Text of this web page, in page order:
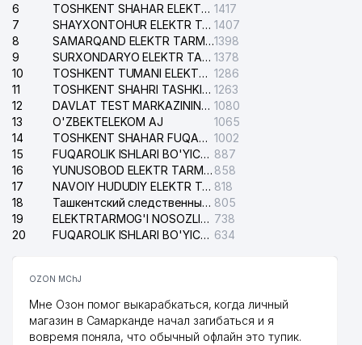
6
TOSHKENT SHAHAR ELEKTR TARMOQLARI KORXONASI AJ 1417
7
SHAYXONTOHUR ELEKTR TARMOG'I NOSOZLIKLARINI TUZATISH XIZMATI 1407
8
SAMARQAND ELEKTR TARMOQLARI AJ1398
9
SURXONDARYO ELEKTR TARMOQLARI AJ 1378
10
TOSHKENT TUMANI ELEKTR TARMOG'I AVARIYA XIZMATI 1286
11
TOSHKENT SHAHRI TASHKILOT TELEFONLARI HAQIDA MA'LUMOT BYUROSI 1263
12
DAVLAT TEST MARKAZINING ISHONCH TELEFONLARI 1080
13
O'ZBEKTELEKOM AJ
1065
14
TOSHKENT SHAHAR FUQAROLIK ISHLARI BO'YICHA SUDI 1002
15
FUQAROLIK ISHLARI BO'YICHA YAKKASAROY TUMANLARARO SUDI 887
16
YUNUSOBOD ELEKTR TARMOG'I NOSOZLIKLARI XIZMATI 858
17
NAVOIY HUDUDIY ELEKTR TARMOQLARI KORXONASI AJ 818
18
Ташкентский следственный изолятор 805
19
ELEKTRTARMOG'I NOSOZLIKLARINI TO'ZATISH SERGELI XIZMATI 738
20
FUQAROLIK ISHLARI BO'YICHA UCH-TEPA TUMANI SUDI 634
OZON MChJ
Мне Озон помог выкарабкаться, когда личный
магазин в Самарканде начал загибаться и я
вовремя поняла, что обычный офлайн это тупик.